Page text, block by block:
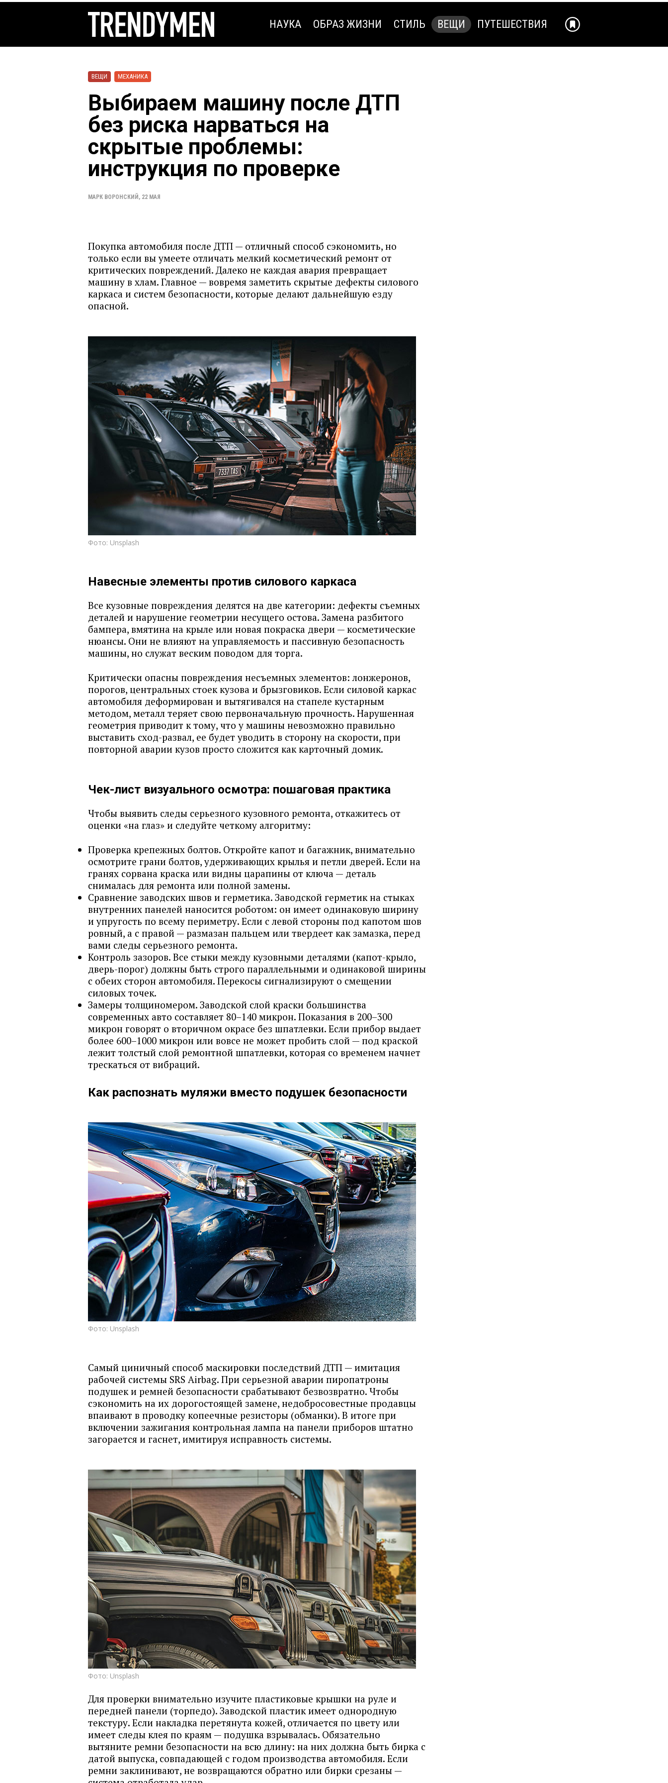
НАУКА ОБРАЗ ЖИЗНИ СТИЛЬ ВЕЩИ ПУТЕШЕСТВИЯ
ВЕЩИ МЕХАНИКА
Выбираем машину после ДТП
без риска нарваться на
скрытые проблемы:
инструкция по проверке
МАРК ВОРОНСКИЙ , 22 МАЯ
Покупка автомобиля после ДТП — отличный способ сэкономить, но
только если вы умеете отличать мелкий косметический ремонт от
критических повреждений. Далеко не каждая авария превращает
машину в хлам. Главное — вовремя заметить скрытые дефекты силового
каркаса и систем безопасности, которые делают дальнейшую езду
опасной.
Фото: Unsplash
Навесные элементы против силового каркаса
Все кузовные повреждения делятся на две категории: дефекты съемных
деталей и нарушение геометрии несущего остова. Замена разбитого
бампера, вмятина на крыле или новая покраска двери — косметические
нюансы. Они не влияют на управляемость и пассивную безопасность
машины, но служат веским поводом для торга.
Критически опасны повреждения несъемных элементов: лонжеронов,
порогов, центральных стоек кузова и брызговиков. Если силовой каркас
автомобиля деформирован и вытягивался на стапеле кустарным
методом, металл теряет свою первоначальную прочность. Нарушенная
геометрия приводит к тому, что у машины невозможно правильно
выставить сход-развал, ее будет уводить в сторону на скорости, при
повторной аварии кузов просто сложится как карточный домик.
Чек-лист визуального осмотра: пошаговая практика
Чтобы выявить следы серьезного кузовного ремонта, откажитесь от
оценки «на глаз» и следуйте четкому алгоритму:
Проверка крепежных болтов. Откройте капот и багажник, внимательно
осмотрите грани болтов, удерживающих крылья и петли дверей. Если на
гранях сорвана краска или видны царапины от ключа — деталь
снималась для ремонта или полной замены.
Сравнение заводских швов и герметика. Заводской герметик на стыках
внутренних панелей наносится роботом: он имеет одинаковую ширину
и упругость по всему периметру. Если с левой стороны под капотом шов
ровный, а с правой — размазан пальцем или твердеет как замазка, перед
вами следы серьезного ремонта.
Контроль зазоров. Все стыки между кузовными деталями (капот-крыло,
дверь-порог) должны быть строго параллельными и одинаковой ширины
с обеих сторон автомобиля. Перекосы сигнализируют о смещении
силовых точек.
Замеры толщиномером. Заводской слой краски большинства
современных авто составляет 80–140 микрон. Показания в 200–300
микрон говорят о вторичном окрасе без шпатлевки. Если прибор выдает
более 600–1000 микрон или вовсе не может пробить слой — под краской
лежит толстый слой ремонтной шпатлевки, которая со временем начнет
трескаться от вибраций.
Как распознать муляжи вместо подушек безопасности
Фото: Unsplash
Самый циничный способ маскировки последствий ДТП — имитация
рабочей системы SRS Airbag. При серьезной аварии пиропатроны
подушек и ремней безопасности срабатывают безвозвратно. Чтобы
сэкономить на их дорогостоящей замене, недобросовестные продавцы
впаивают в проводку копеечные резисторы (обманки). В итоге при
включении зажигания контрольная лампа на панели приборов штатно
загорается и гаснет, имитируя исправность системы.
Фото: Unsplash
Для проверки внимательно изучите пластиковые крышки на руле и
передней панели (торпедо). Заводской пластик имеет однородную
текстуру. Если накладка перетянута кожей, отличается по цвету или
имеет следы клея по краям — подушка взрывалась. Обязательно
вытяните ремни безопасности на всю длину: на них должна быть бирка с
датой выпуска, совпадающей с годом производства автомобиля. Если
ремни заклинивают, не возвращаются обратно или бирки срезаны —